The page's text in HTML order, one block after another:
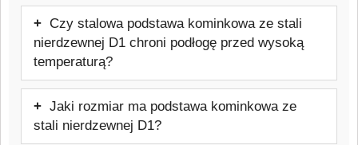
powierzchnie przed temperaturą oraz
przypadkowym wypadnięciem żaru.
Należy jednak sprawdzić wymagania
producenta pieca dotyczące ochrony
Podstawa kominkowa ze stali nierdzewnej
D1 powinna być większa od podstawy
pieca. Szczególnie ważne jest
zachowanie odpowiedniego wysunięcia
podłogę przed żarem i iskrami. Zaleca
się, aby podstawa była wysunięta z
Czy stalowa podstawa kominkowa ze stali
nierdzewnej D1 chroni podłogę przed wysoką
temperaturą?
Podstawa kominkowa ze stali nierdzewnej
D1 chroni przed iskrami, żarem oraz
zabrudzeniami. W przypadku pieców
Jaki rozmiar ma podstawa kominkowa ze
stali nierdzewnej D1?